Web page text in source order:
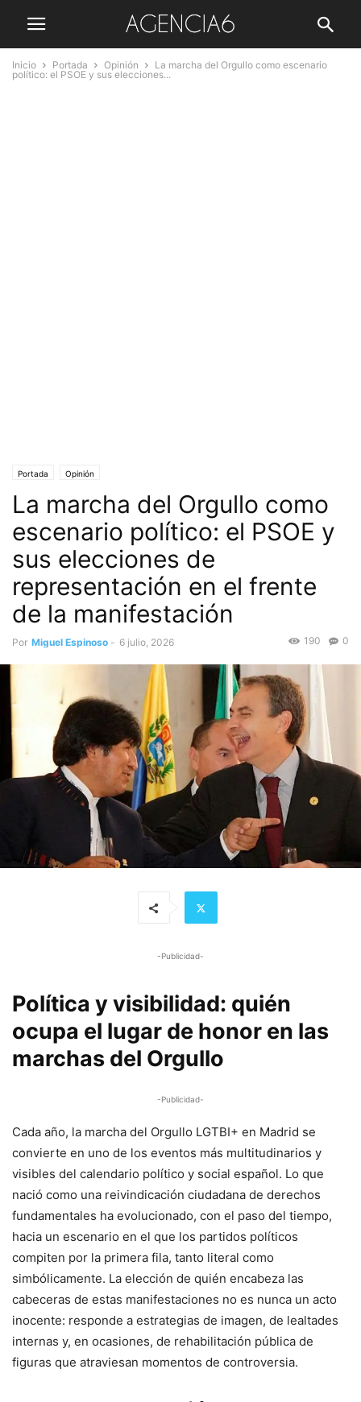
Inicio Portada Opinión
La marcha del Orgullo como escenario
político: el PSOE y sus elecciones...
Portada Opinión
La marcha del Orgullo como
escenario político: el PSOE y
sus elecciones de
representación en el frente
de la manifestación
Por Miguel Espinoso - 6 julio, 2026 0
190
-Publicidad-
Política y visibilidad: quién
ocupa el lugar de honor en las
marchas del Orgullo
-Publicidad-
Cada año, la marcha del Orgullo LGTBI+ en Madrid se
convierte en uno de los eventos más multitudinarios y
visibles del calendario político y social español. Lo que
nació como una reivindicación ciudadana de derechos
fundamentales ha evolucionado, con el paso del tiempo,
hacia un escenario en el que los partidos políticos
compiten por la primera fila, tanto literal como
simbólicamente. La elección de quién encabeza las
cabeceras de estas manifestaciones no es nunca un acto
inocente: responde a estrategias de imagen, de lealtades
internas y, en ocasiones, de rehabilitación pública de
figuras que atraviesan momentos de controversia.